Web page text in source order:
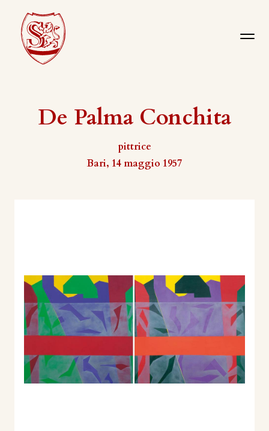
De Palma Conchita
pittrice
Bari, 14 maggio 1957